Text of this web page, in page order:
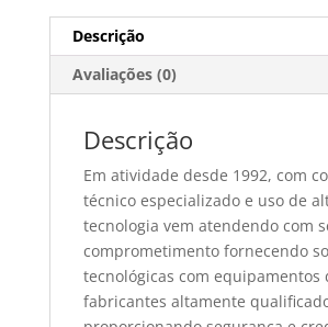
Descrição
Avaliações (0)
Descrição
Em atividade desde 1992, com
técnico especializado e uso de
tecnologia vem atendendo com
comprometimento fornecendo
tecnológicas com equipamentos
fabricantes altamente